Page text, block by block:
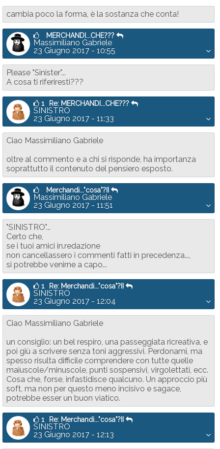
cambia poco la forma, è la sostanza che conta!
MERCHANDI...CHE???
Massimiliano Gabriele
23 Giugno 2017 - 10:55
Please "Sinister"...
A cosa ti riferiresti???
1 Re: MERCHANDI...CHE???
SINISTRO
23 Giugno 2017 - 11:33
Ciao Massimiliano Gabriele
oltre al commento e a chi si risponde, ha importanza
soprattutto il contenuto del pensiero esposto.
Merchandi..."cosa"?II
Massimiliano Gabriele
23 Giugno 2017 - 11:51
"SINISTRO"...
Certo che,
se i tuoi amici in.redazione
non cancellassero i commenti fatti in precedenza...,
si potrebbe venirne a capo...
1 Re: Merchandi..."cosa"?II
SINISTRO
23 Giugno 2017 - 12:04
Ciao Massimiliano Gabriele
un consiglio: un bel respiro, una passeggiata ricreativa, e
poi giù a scrivere senza toni aggressivi. Perdonami, ma
spesso risulta difficile comprendere con tutte quelle
maiuscole/minuscole, punti sospensivi, virgolettati, ecc.
Cosa che, forse, infastidisce qualcuno. Un approccio più
soft, ma non per questo meno incisivo e sagace,
potrebbe esser un buon viatico.
1 Re: Merchandi..."cosa"?II
SINISTRO
23 Giugno 2017 - 12:13